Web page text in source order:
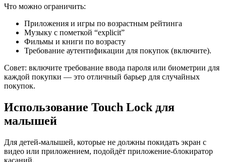
Что можно ограничить:
Приложения и игры по возрастным рейтинга
Музыку с пометкой “explicit”
Фильмы и книги по возрасту
Требование аутентификации для покупок (включите).
Совет: включите требование ввода пароля или биометрии для
каждой покупки — это отличный барьер для случайных
покупок.
Использование Touch Lock для
малышей
Для детей‑малышей, которые не должны покидать экран с
видео или приложением, подойдёт приложение‑блокиратор
касаний.